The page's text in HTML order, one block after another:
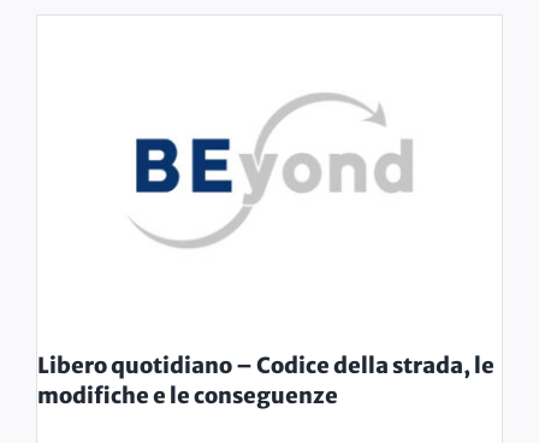
Libero quotidiano – Codice della strada, le
modifiche e le conseguenze